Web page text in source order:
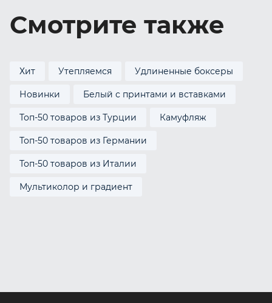
Смотрите также
Хит Утепляемся Удлиненные боксеры
Новинки Белый с принтами и вставками
Топ-50 товаров из Турции Камуфляж
Топ-50 товаров из Германии
Топ-50 товаров из Италии
Мультиколор и градиент